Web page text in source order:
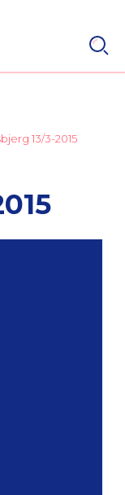
13/3-2015